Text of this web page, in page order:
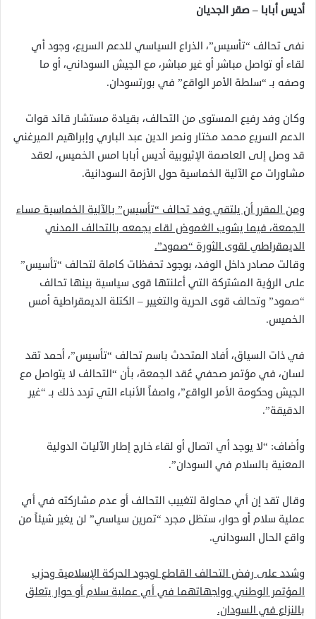
أديس أبابا – صقر الجديان
نفى تحالف “تأسيس”، الذراع السياسي للدعم السريع، وجود أي
لقاء أو تواصل مباشر أو غير مباشر، مع الجيش السوداني، أو ما
وصفه بـ “سلطة الأمر الواقع” في بورتسودان.
وكان وفد رفيع المستوى من التحالف، بقيادة مستشار قائد قوات
الدعم السريع محمد مختار ونصر الدين عبد الباري وإبراهيم الميرغني
قد وصل إلى العاصمة الإثيوبية أديس أبابا امس الخميس، لعقد
مشاورات مع الآلية الخماسية حول الأزمة السودانية.
ومن المقرر أن يلتقي وفد تحالف “تأسيس” بالآلية الخماسية مساء
الجمعة، فيما يشوب الغموض لقاء يجمعه بالتحالف المدني
الديمقراطي لقوى الثورة “صمود”.
وقالت مصادر داخل الوفد، بوجود تحفظات كاملة لتحالف “تأسيس”
على الرؤية المشتركة التي أعلنتها قوى سياسية بينها تحالف
“صمود” وتحالف قوى الحرية والتغيير – الكتلة الديمقراطية أمس
الخميس.
في ذات السياق، أفاد المتحدث باسم تحالف “تأسيس”، أحمد تقد
لسان، في مؤتمر صحفي عُقد الجمعة، بأن “التحالف لا يتواصل مع
الجيش وحكومة الأمر الواقع”، واصفاً الأنباء التي تردد ذلك بـ “غير
الدقيقة”.
وأضاف: “لا يوجد أي اتصال أو لقاء خارج إطار الآليات الدولية
المعنية بالسلام في السودان”.
وقال تقد إن أي محاولة لتغييب التحالف أو عدم مشاركته في أي
عملية سلام أو حوار، ستظل مجرد “تمرين سياسي” لن يغير شيئاً من
واقع الحال السوداني.
وشدد على رفض التحالف القاطع لوجود الحركة الإسلامية وحزب
المؤتمر الوطني وواجهاتهما في أي عملية سلام أو حوار يتعلق
بالنزاع في السودان.